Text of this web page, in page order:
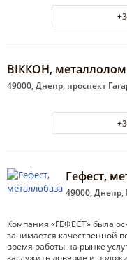
ВІККОН,
49000, Днепр, проспект
Гефест,
49000, Днепр,
Компания «ГЕФЕСТ» была
занимается качественной
время работы на рынке